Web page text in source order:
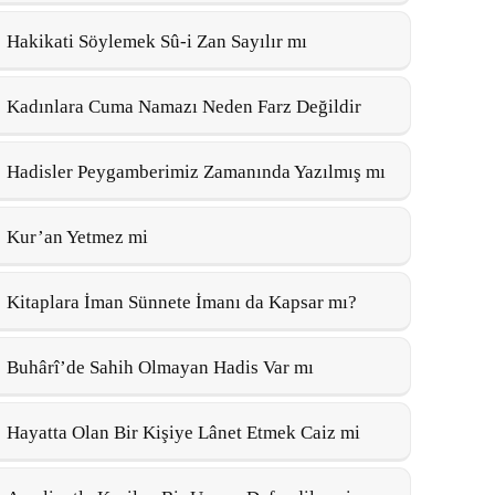
Hakikati Söylemek Sû-i Zan Sayılır mı
Kadınlara Cuma Namazı Neden Farz Değildir
Hadisler Peygamberimiz Zamanında Yazılmış mı
Kur’an Yetmez mi
Kitaplara İman Sünnete İmanı da Kapsar mı?
Buhârî’de Sahih Olmayan Hadis Var mı
Hayatta Olan Bir Kişiye Lânet Etmek Caiz mi